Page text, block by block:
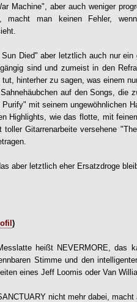
Machine", aber auch weniger
macht man keinen Fehler,
Died" aber letztlich auch nur
sind und zumeist in den
hinterher zu sagen, was einem
auf den Songs, die
mit seinem ungewöhnlichen
Highlights, wie das flotte, mit
toller Gitarrenarbeite versehene
aber letztlich eher Ersatzdroge
)
heißt NEVERMORE, das
Stimme und den
eines Jeff Loomis oder Van
nicht mehr dabei,